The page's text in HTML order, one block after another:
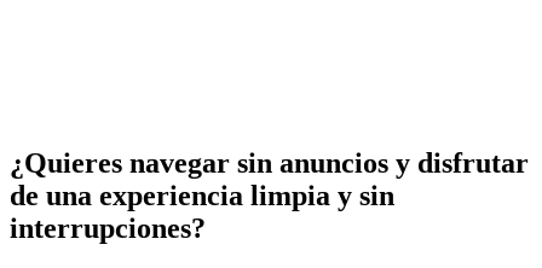
¿Quieres navegar sin anuncios y disfrutar
de una experiencia limpia y sin
interrupciones?